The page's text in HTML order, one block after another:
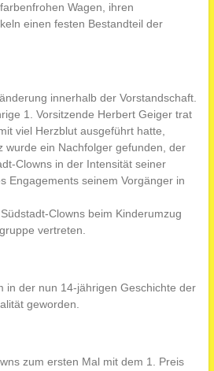
Wagen, ihren
einen festen Bestandteil der
innerhalb der Vorstandschaft.
1. Vorsitzende Herbert Geiger trat
viel Herzblut ausgeführt hatte,
wurde ein Nachfolger gefunden, der
Clowns in der Intensität seiner
Engagements seinem Vorgänger in
Clowns beim Kinderumzug
vertreten.
in der nun 14-jährigen Geschichte der
geworden.
zum ersten Mal mit dem 1. Preis